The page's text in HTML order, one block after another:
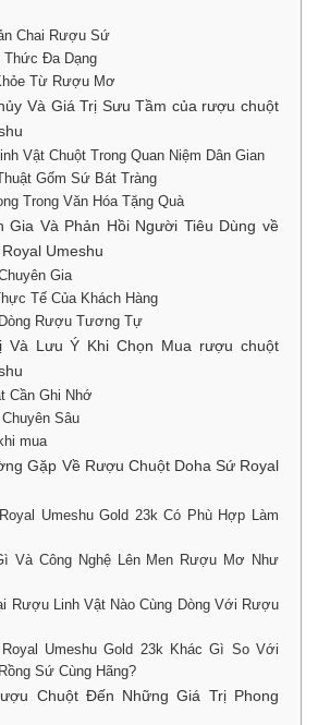
Chai Rượu Sứ
Đa Dạng
Từ Rượu Mơ
Và Giá Trị Sưu Tầm của rượu chuột
Vật Chuột Trong Quan Niệm Dân Gian
Gốm Sứ Bát Tràng
Trong Văn Hóa Tặng Quà
Gia Và Phản Hồi Người Tiêu Dùng về
Umeshu
Gia
Tế Của Khách Hàng
Rượu Tương Tự
Và Lưu Ý Khi Chọn Mua rượu chuột
Cần Ghi Nhớ
Sâu
mua
Gặp Về Rượu Chuột Doha Sứ Royal
Umeshu Gold 23k Có Phù Hợp Làm
Và Công Nghệ Lên Men Rượu Mơ Như
Rượu Linh Vật Nào Cùng Dòng Với Rượu
Umeshu Gold 23k Khác Gì So Với
Sứ Cùng Hãng?
Chuột Đến Những Giá Trị Phong